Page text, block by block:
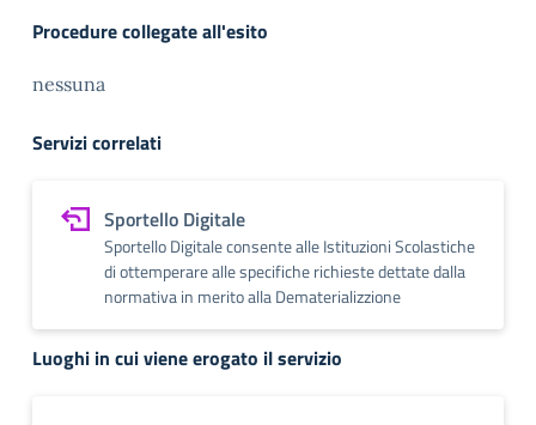
Procedure collegate all'esito
nessuna
Servizi correlati
Sportello Digitale
Sportello Digitale consente alle Istituzioni Scolastiche
di ottemperare alle specifiche richieste dettate dalla
normativa in merito alla Dematerializzione
Luoghi in cui viene erogato il servizio